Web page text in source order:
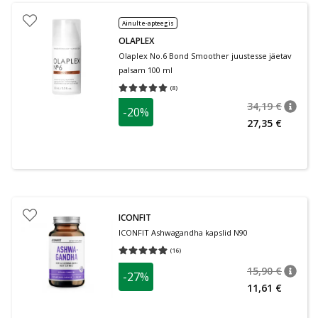
Ainult e-apteegis
OLAPLEX
Olaplex No.6 Bond Smoother juustesse jäetav
palsam 100 ml
(8)
Keskmine hinnang 5.00
-20% 34,19 €
27,35 €
ICONFIT
ICONFIT Ashwagandha kapslid N90
(16)
Keskmine hinnang 4.88
-27% 15,90 €
11,61 €